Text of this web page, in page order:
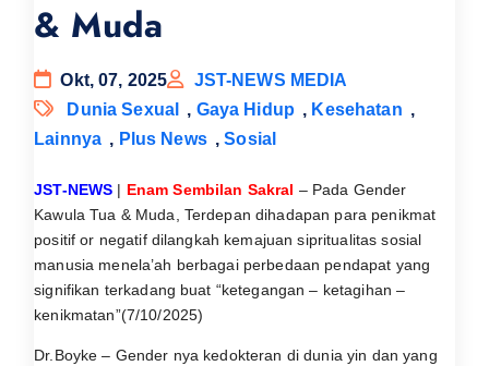
& Muda
Okt, 07, 2025
JST-NEWS MEDIA
Dunia Sexual
, Gaya Hidup , Kesehatan ,
Lainnya , Plus News ,Sosial
JST-NEWS | Enam Sembilan Sakral – Pada Gender
Kawula Tua & Muda, Terdepan dihadapan para penikmat
positif or negatif dilangkah kemajuan sipritualitas sosial
manusia menela’ah berbagai perbedaan pendapat yang
signifikan terkadang buat “ketegangan – ketagihan –
kenikmatan”(7/10/2025)
Dr.Boyke – Gender nya kedokteran di dunia yin dan yang